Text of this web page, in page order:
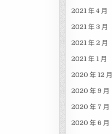
2021 年 4 月
2021 年 3 月
2021 年 2 月
2021 年 1 月
2020 年 12 月
2020 年 9 月
2020 年 7 月
2020 年 6 月